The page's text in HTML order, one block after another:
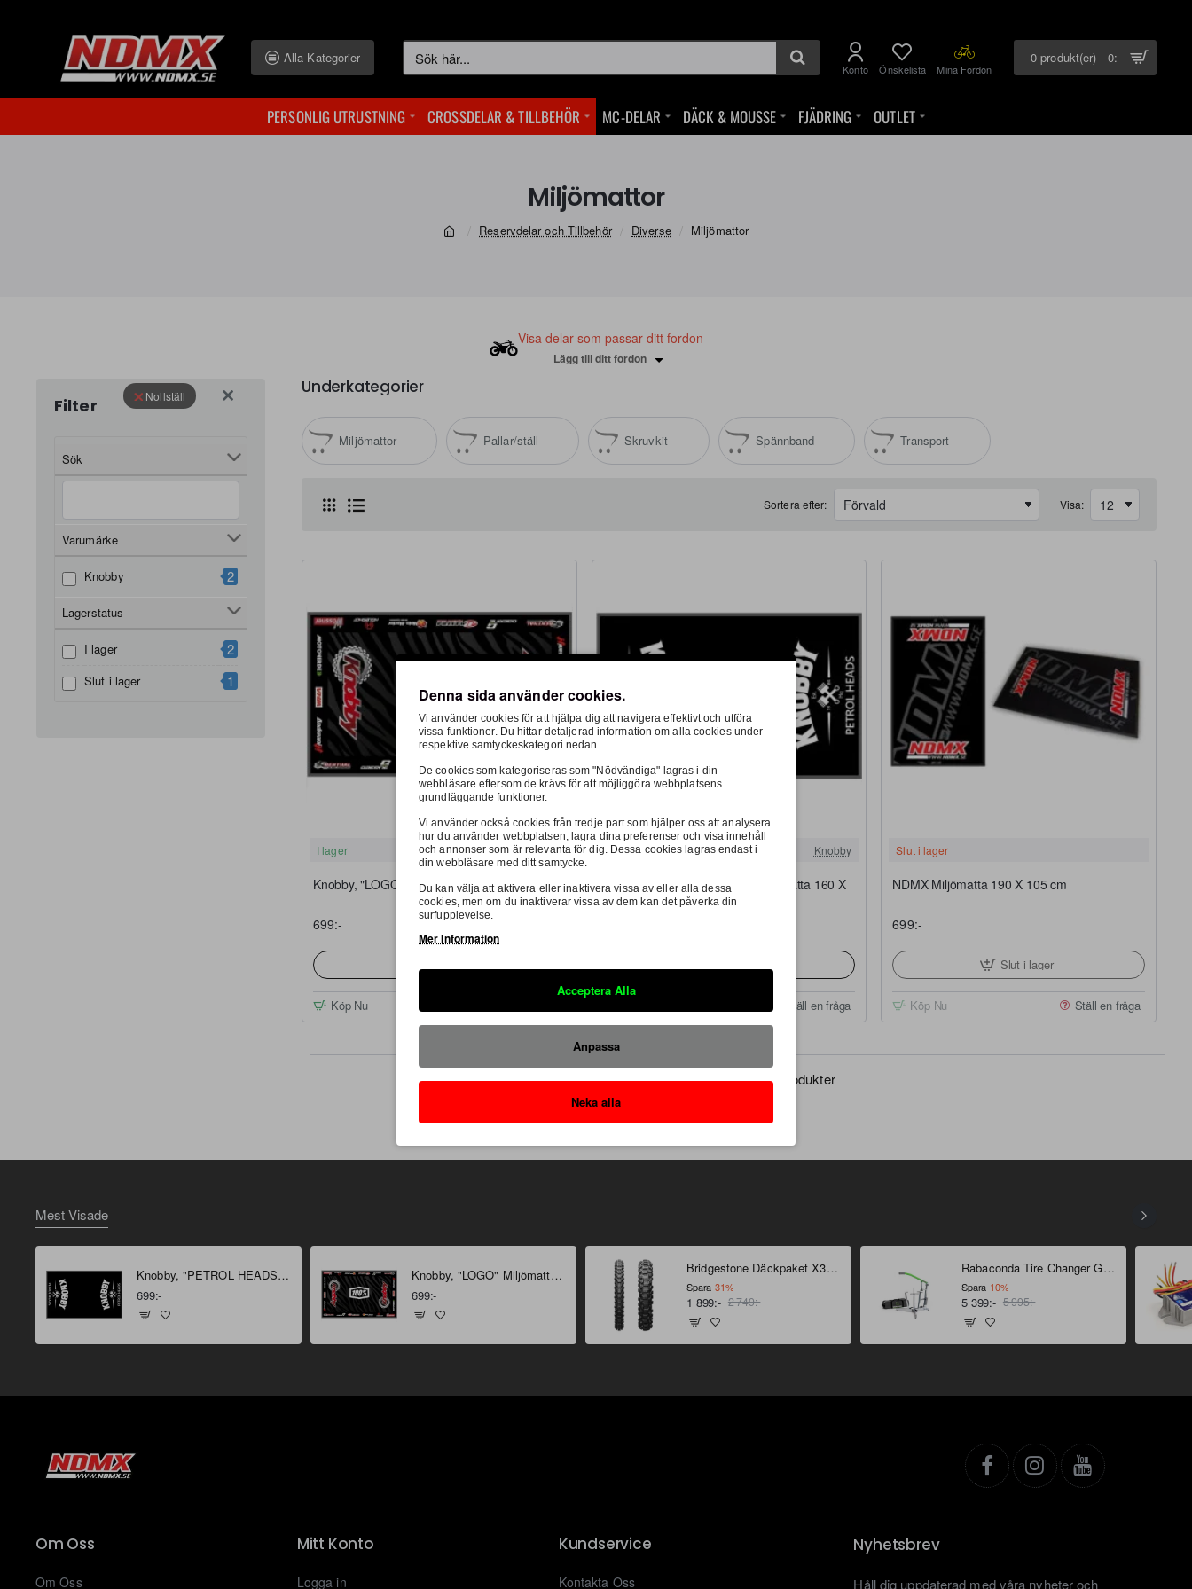
Alla Kategorier
Sök
Konto Önskelista Mina Fordon
0 produkt(er) - 0:-
PERSONLIG UTRUSTNING CROSSDELAR & TILLBEHÖR MC-DELAR DÄCK & MOUSSE FJÄDRING OUTLET
Miljömattor
home
Reservdelar och Tillbehör Diverse Miljömattor
Visa delar som passar ditt fordon
Lägg till ditt fordon
Filter Nollställ
Sök
Varumärke
Knobby 2
Lagerstatus
I lager 2
Slut i lager 1
Underkategorier
Miljömattor Pallar/ställ Skruvkit Spännband Transport
Sortera efter: Visa:
I lager Knobby
Knobby, "LOGO" Miljömatta 160 X 100 cm
699:-
Köp Nu
I lager Knobby
Knobby, "PETROL HEADS" Miljömatta 160 X
100 cm
Ställ en fråga
Slut i lager
Slut i lager
NDMX Miljömatta 190 X 105 cm
699:-
Slut i lager
Köp Nu Ställ en fråga
Det finns inte några fler produkter
Mest Visade
Knobby, "PETROL HEADS" Miljömatta 160 X 100 cm
699:-
Knobby, "LOGO" Miljömatta 160 X 100 cm
699:-
Bridgestone Däckpaket X31 18" - 21"
Spara-31%
1 899:- 2 749:-
Rabaconda Tire Changer Gen 4
Spara-10%
5 399:- 5 995:-
Om Oss
Om Oss
Mitt Konto
Logga in
Kundservice
Kontakta Oss
Nyhetsbrev
Håll dig uppdaterad med våra nyheter och
Denna sida använder cookies.
Vi använder cookies för att hjälpa dig att navigera effektivt och utföra
vissa funktioner. Du hittar detaljerad information om alla cookies under
respektive samtyckeskategori nedan.
De cookies som kategoriseras som "Nödvändiga" lagras i din
webbläsare eftersom de krävs för att möjliggöra webbplatsens
grundläggande funktioner.
Vi använder också cookies från tredje part som hjälper oss att analysera
hur du använder webbplatsen, lagra dina preferenser och visa innehåll
och annonser som är relevanta för dig. Dessa cookies lagras endast i
din webbläsare med ditt samtycke.
Du kan välja att aktivera eller inaktivera vissa av eller alla dessa
cookies, men om du inaktiverar vissa av dem kan det påverka din
surfupplevelse.
Mer Information
Acceptera Alla
Anpassa
Neka alla